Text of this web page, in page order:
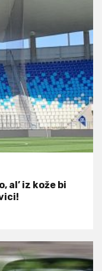
al’ iz kože bi